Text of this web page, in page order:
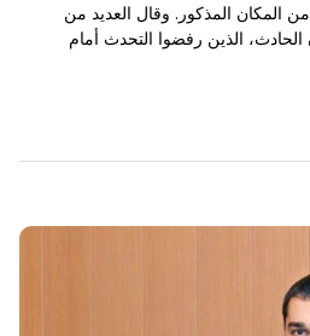
المكان المذكور. وقال العديد من
الذين رفضوا التحدث أمام